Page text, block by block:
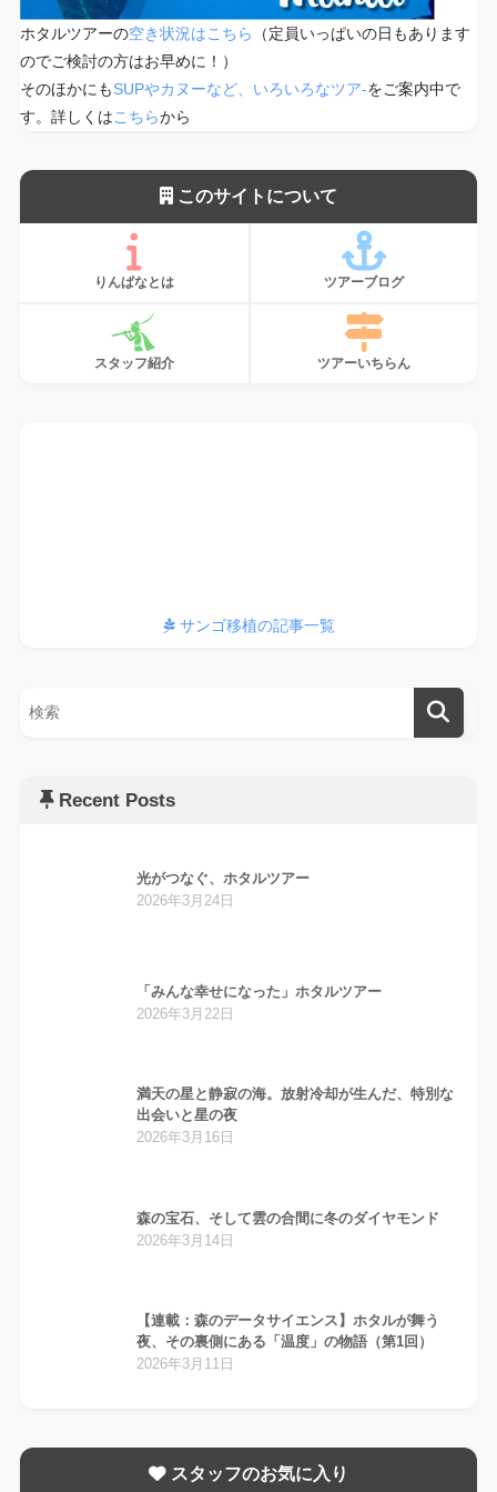
ホタルツアーの空き状況はこちら
（定員いっぱいの日もあります
のでご検討の方はお早めに！）
そのほかにもSUPやカヌーなど、いろいろなツア-をご案内中で
す。詳しくはこちらから
このサイトについて
りんぱなとは ツアーブログ
スタッフ紹介 ツアーいちらん
サンゴ移植の記事一覧
Recent Posts
光がつなぐ、ホタルツアー
2026年3月24日
「みんな幸せになった」ホタルツアー
2026年3月22日
満天の星と静寂の海。放射冷却が生んだ、特別な
出会いと星の夜
2026年3月16日
森の宝石、そして雲の合間に冬のダイヤモンド
2026年3月14日
【連載：森のデータサイエンス】ホタルが舞う
夜、その裏側にある「温度」の物語（第1回）
2026年3月11日
スタッフのお気に入り